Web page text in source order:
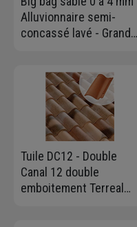
Alluvionnaire semi-
concassé lavé - Grand :
Tuile DC12 - Double
Canal 12 double
emboitement Terreal